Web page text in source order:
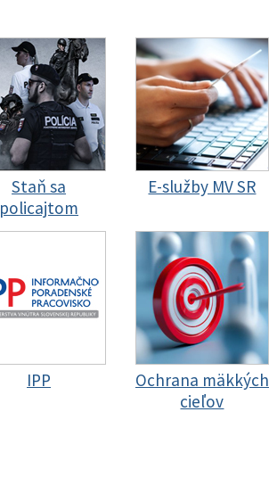
Staň sa
policajtom
E-služby MV SR
IPP
Ochrana mäkkých
cieľov